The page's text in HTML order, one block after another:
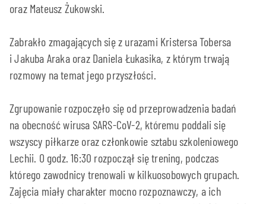
oraz Mateusz Żukowski.
Zabrakło zmagających się z urazami Kristersa Tobersa
i Jakuba Araka oraz Daniela Łukasika, z którym trwają
rozmowy na temat jego przyszłości.
Zgrupowanie rozpoczęło się od przeprowadzenia badań
na obecność wirusa SARS-CoV-2, któremu poddali się
wszyscy piłkarze oraz członkowie sztabu szkoleniowego
Lechii. O godz. 16:30 rozpoczął się trening, podczas
którego zawodnicy trenowali w kilkuosobowych grupach.
Zajęcia miały charakter mocno rozpoznawczy, a ich